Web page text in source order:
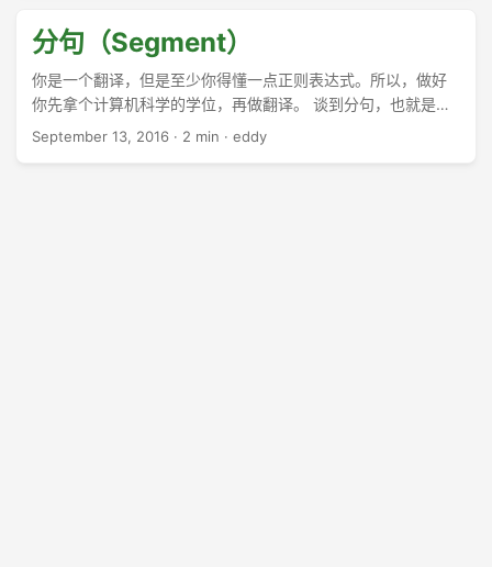
手。 ...
分句（Segment）
你是一个翻译，但是至少你得懂一点正则表达式。所以，做好
你先拿个计算机科学的学位，再做翻译。 谈到分句，也就是将
一个文档自动分为合适的句子，也是一个难题。 ...
September 13, 2016 · 2 min · eddy